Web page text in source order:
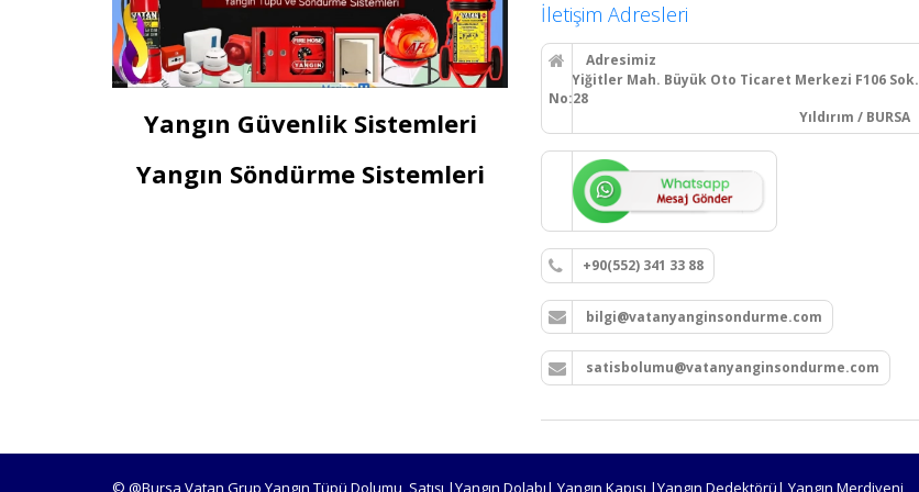
Yangın Güvenlik Sistemleri
Yangın Söndürme Sistemleri
İletişim Adresleri
Adresimiz
Yiğitler Mah. Büyük Oto Ticaret Merkezi F106 Sok.
No:28
Yıldırım / BURSA
+90(552) 341 33 88
bilgi@vatanyanginsondurme.com
satisbolumu@vatanyanginsondurme.com
© @Bursa Vatan Grup Yangın Tüpü Dolumu, Satışı |Yangın Dolabı| Yangın Kapısı |Yangın Dedektörü| Yangın Merdiveni